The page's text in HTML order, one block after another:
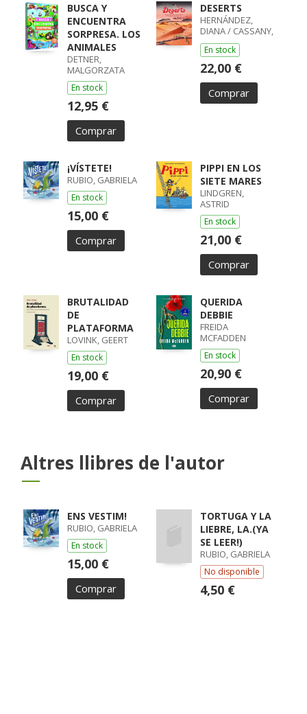
BUSCA Y
ENCUENTRA
SORPRESA. LOS
ANIMALES
DETNER,
MALGORZATA
En stock
12,95 €
Comprar
DESERTS
HERNÁNDEZ,
DIANA / CASSANY,
MIA
En stock
22,00 €
Comprar
¡VÍSTETE!
RUBIO, GABRIELA
En stock
15,00 €
Comprar
PIPPI EN LOS
SIETE MARES
LINDGREN,
ASTRID
En stock
21,00 €
Comprar
BRUTALIDAD
DE
PLATAFORMA
LOVINK, GEERT
En stock
19,00 €
Comprar
QUERIDA
DEBBIE
FREIDA
MCFADDEN
En stock
20,90 €
Comprar
Altres llibres de l'autor
ENS VESTIM!
RUBIO, GABRIELA
En stock
15,00 €
Comprar
TORTUGA Y LA
LIEBRE, LA.(­YA
SE LEER!)
RUBIO, GABRIELA
No disponible
4,50 €